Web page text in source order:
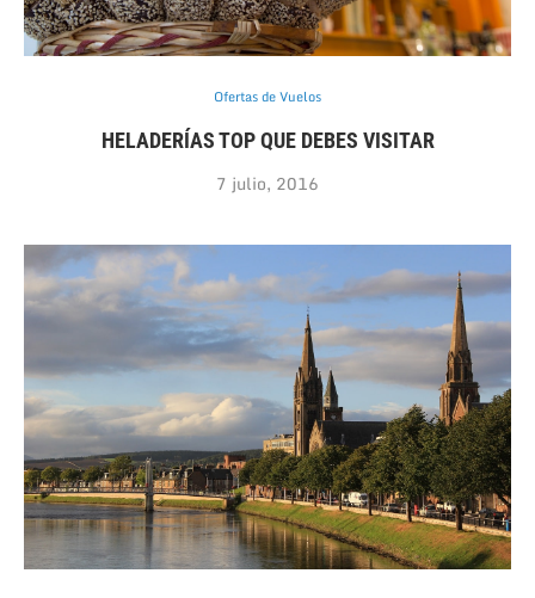
Ofertas de Vuelos
HELADERÍAS TOP QUE DEBES VISITAR
7 julio, 2016